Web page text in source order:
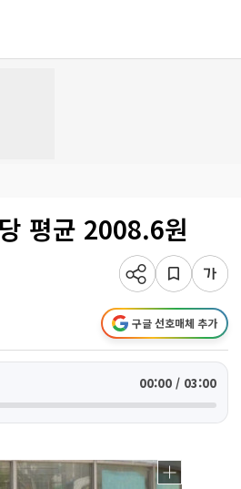
평균 2008.6원
구글 선호매체 추가
00:00 / 03:00